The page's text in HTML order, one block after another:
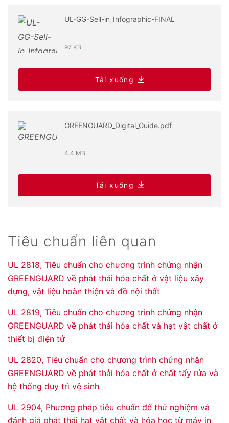
UL-GG-Sell-in_Infographic-FINAL
97 KB
Tải xuống
GREENGUARD_Digital_Guide.pdf
4.4 MB
Tải xuống
Tiêu chuẩn liên quan
UL 2818, Tiêu chuẩn cho chương trình chứng nhận
GREENGUARD về phát thải hóa chất ở vật liệu xây
dựng, vật liệu hoàn thiện và đồ nội thất
UL 2819, Tiêu chuẩn cho chương trình chứng nhận
GREENGUARD về phát thải hóa chất và hạt vật chất ở
thiết bị điện tử
UL 2820, Tiêu chuẩn cho chương trình chứng nhận
GREENGUARD về phát thải hóa chất ở chất tẩy rửa và
hệ thống duy trì vệ sinh
UL 2904, Phương pháp tiêu chuẩn để thử nghiệm và
đánh giá phát thải hạt vật chất và hóa học từ máy in